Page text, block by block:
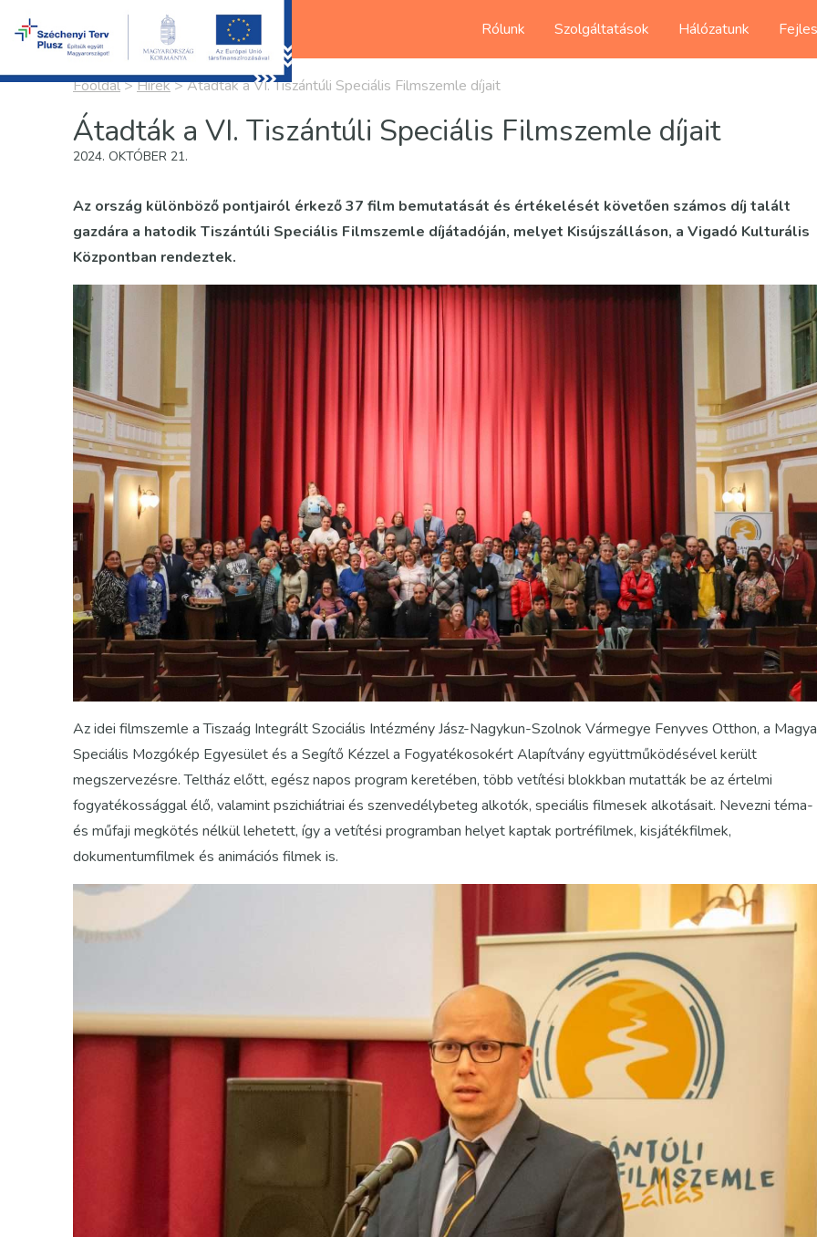
Rólunk Szolgáltatások Hálózatunk
Főoldal>Hírek>Átadták a VI. Tiszántúli Speciális Filmszemle díjait
Átadták a VI. Tiszántúli Speciális Filmszemle díjait
2024. OKTÓBER 21.
Az ország különböző pontjairól érkező 37 film bemutatását és értékelését követően számos díj talált
gazdára a hatodik Tiszántúli Speciális Filmszemle díjátadóján, melyet Kisújszálláson, a Vigadó Kulturális
Központban rendeztek.
Az idei filmszemle a Tiszaág Integrált Szociális Intézmény Jász-Nagykun-Szolnok Vármegye Fenyves Otthon, a
Speciális Mozgókép Egyesület és a Segítő Kézzel a Fogyatékosokért Alapítvány együttműködésével került
megszervezésre. Teltház előtt, egész napos program keretében, több vetítési blokkban mutatták be az értelmi
fogyatékossággal élő, valamint pszichiátriai és szenvedélybeteg alkotók, speciális filmesek alkotásait. Nevezni téma-
és műfaji megkötés nélkül lehetett, így a vetítési programban helyet kaptak portréfilmek, kisjátékfilmek,
dokumentumfilmek és animációs filmek is.